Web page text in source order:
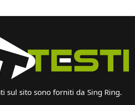
sul sito sono forniti da Sing Ring.